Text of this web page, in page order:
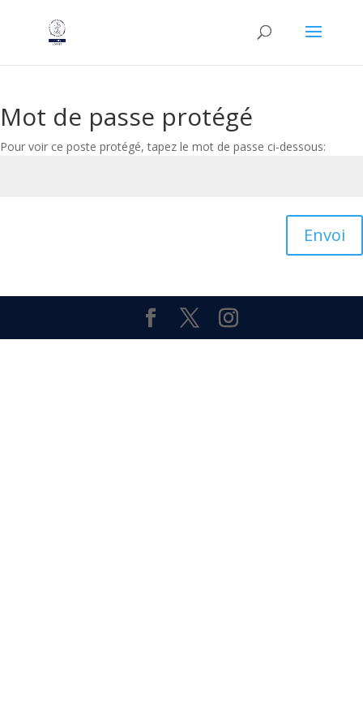
Mot de passe protégé
Pour voir ce poste protégé, tapez le mot de passe ci-dessous:
Envoi